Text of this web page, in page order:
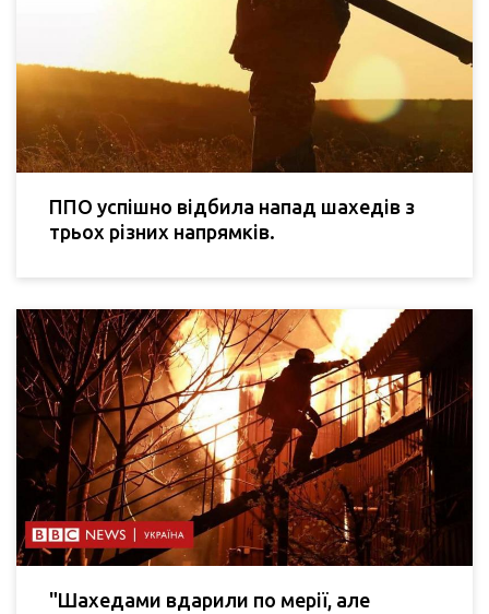
ППО успішно відбила напад шахедів з
трьох різних напрямків.
"Шахедами вдарили по мерії, але